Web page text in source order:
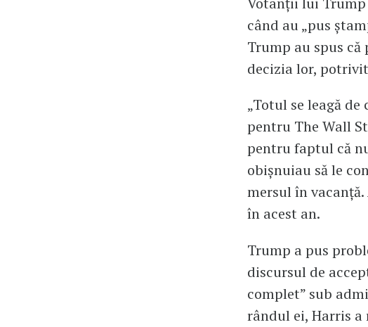
când au „pus
Trump au spus
decizia lor, potrivit
„Totul se leagă
pentru The Wall
pentru faptul că
obișnuiau să le
mersul în
în acest an.
Trump a pus
discursul de
complet” sub
rândul ei, Harris